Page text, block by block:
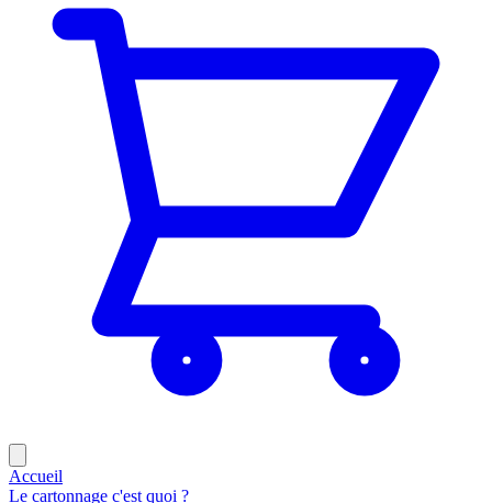
Accueil
Le cartonnage c'est quoi ?